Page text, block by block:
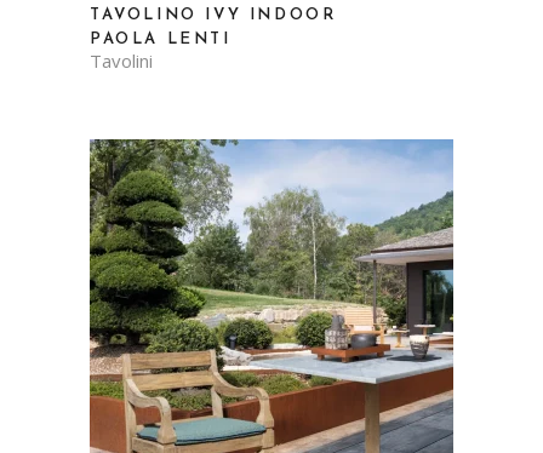
TAVOLINO IVY INDOOR
PAOLA LENTI
Tavolini